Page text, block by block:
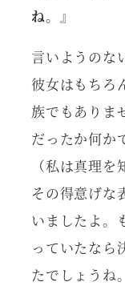
ね。』
言いようのな
彼女はもちろ
族でもありま
だったか何か
（私は真理
その得意げな
いましたよ。
っていたなら
たでしょうね。